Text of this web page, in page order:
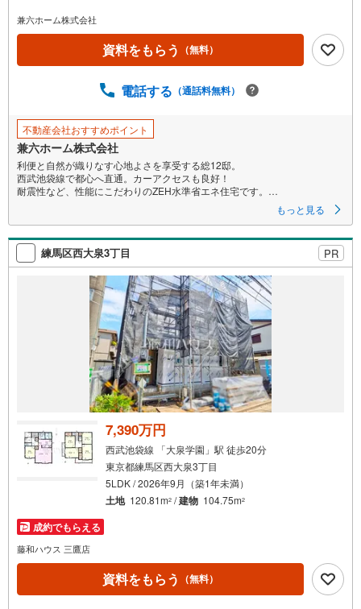
兼六ホーム株式会社
資料をもらう （無料）
電話する （通話料無料）
不動産会社おすすめポイント
兼六ホーム株式会社
利便と自然が織りなす心地よさを享受する総12邸。
西武池袋線で都心へ直通。カーアクセスも良好！
耐震性など、性能にこだわりのZEH水準省エネ住宅です。
【自社一貫体制】土地の仕入れ・造成・開発、設計、施工、販売、アフタ
ーサービスまで自社で一貫して実践。
密な連携により信頼いただける住まいをご提案します。
---------------------
■西武池袋線「大泉学園」駅、「保谷」駅、「ひばりヶ丘」駅が生活圏に。
バスアクセスも可能！
-「池袋」駅など、主要駅へのアクセス良好！
-駅直結の商業施設などで賑わい、立ち寄りも便利。
■小学校や公園、幼保が点在し、お子様がのびのび過ごせる環境。
■ハイ建具や天井高約2.5mにより、明るく開放的なLDK空間。
■玄関土間収納やパントリー、WIC等、空間を無駄なく使える充実収納。
■食器洗い乾燥機や浴室暖房乾燥機など、快適を支える設備仕様の数々。
もっと見る
練馬区西大泉3丁目 PR
7,390万円
西武池袋線 「大泉学園」駅 徒歩20分
東京都練馬区西大泉3丁目
5LDK / 2026年9月（築1年未満）
土地 120.81m2 /建物 104.75m2
成約でもらえる
藤和ハウス 三鷹店
資料をもらう （無料）